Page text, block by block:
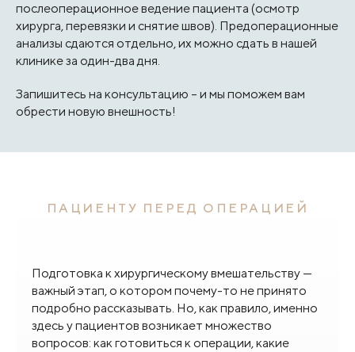
послеоперационное ведение пациента (осмотр
хирурга, перевязки и снятие швов). Предоперационные
анализы сдаются отдельно, их можно сдать в нашей
клинике за один-два дня.
Запишитесь на консультацию – и мы поможем вам
обрести новую внешность!
ПАЦИЕНТУ ПЕРЕД ОПЕРАЦИЕЙ
Подготовка к хирургическому вмешательству —
важный этап, о котором почему-то не принято
подробно рассказывать. Но, как правило, именно
здесь у пациентов возникает множество
вопросов: как готовиться к операции, какие